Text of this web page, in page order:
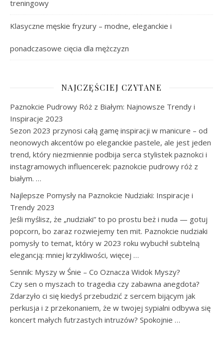
treningowy
Klasyczne męskie fryzury – modne, eleganckie i
ponadczasowe cięcia dla mężczyzn
NAJCZĘŚCIEJ CZYTANE
Paznokcie Pudrowy Róż z Białym: Najnowsze Trendy i
Inspiracje 2023
Sezon 2023 przynosi całą gamę inspiracji w manicure – od
neonowych akcentów po eleganckie pastele, ale jest jeden
trend, który niezmiennie podbija serca stylistek paznokci i
instagramowych influencerek: paznokcie pudrowy róż z
białym. …
Najlepsze Pomysły na Paznokcie Nudziaki: Inspiracje i
Trendy 2023
Jeśli myślisz, że „nudziaki” to po prostu beż i nuda — gotuj
popcorn, bo zaraz rozwiejemy ten mit. Paznokcie nudziaki
pomysły to temat, który w 2023 roku wybuchł subtelną
elegancją: mniej krzykliwości, więcej …
Sennik: Myszy w Śnie – Co Oznacza Widok Myszy?
Czy sen o myszach to tragedia czy zabawna anegdota?
Zdarzyło ci się kiedyś przebudzić z sercem bijącym jak
perkusja i z przekonaniem, że w twojej sypialni odbywa się
koncert małych futrzastych intruzów? Spokojnie …